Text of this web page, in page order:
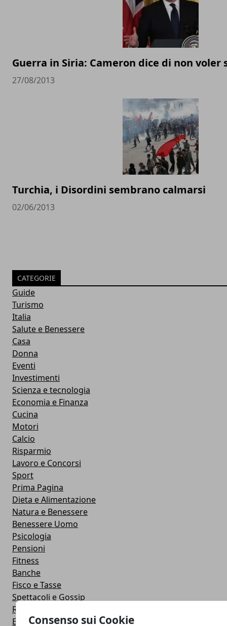
Consenso sui Cookie
Guerra in Siria: Cameron dice di non voler
27/08/2013
Turchia, i Disordini sembrano calmarsi
02/06/2013
CATEGORIE
Guide
Turismo
Italia
Salute e Benessere
Casa
Donna
Eventi
Investimenti
Scienza e tecnologia
Economia e Finanza
Cucina
Motori
Calcio
Risparmio
Lavoro e Concorsi
Sport
Prima Pagina
Dieta e Alimentazione
Natura e Benessere
Benessere Uomo
Psicologia
Pensioni
Fitness
Banche
Fisco e Tasse
Spettacoli e Gossip
Ricerche e Nuove Scoperte
Esteri